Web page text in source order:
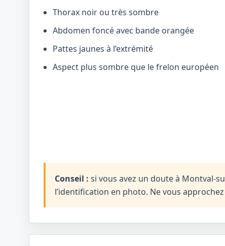
Thorax noir ou très sombre
Abdomen foncé avec bande orangée
Pattes jaunes à l’extrémité
Aspect plus sombre que le frelon européen
Conseil : si vous avez un doute à Montval-
l’identification en photo. Ne vous